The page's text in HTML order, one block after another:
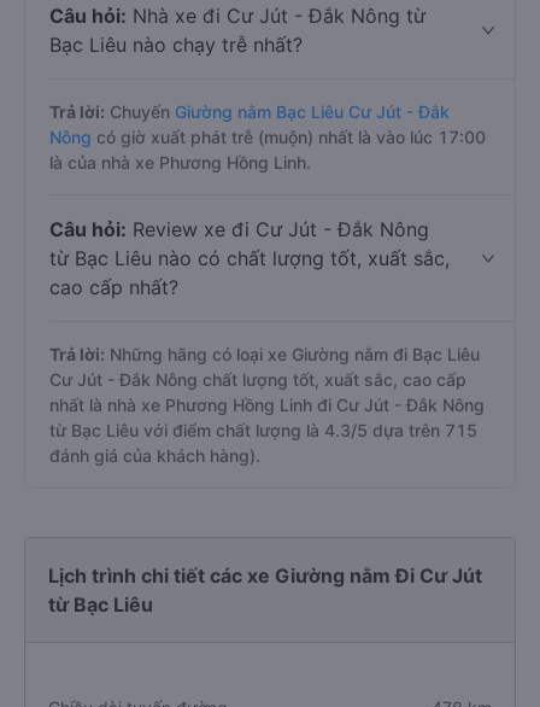
Câu hỏi: Nhà xe đi Cư Jút - Đắk Nông từ
Bạc Liêu nào chạy trễ nhất?
Trả lời: Chuyến Giường nằm Bạc Liêu Cư Jút - Đắk
Nông có giờ xuất phát trễ (muộn) nhất là vào lúc 17:00
là của nhà xe Phương Hồng Linh.
Câu hỏi: Review xe đi Cư Jút - Đắk Nông
từ Bạc Liêu nào có chất lượng tốt, xuất sắc,
cao cấp nhất?
Trả lời: Những hãng có loại xe Giường nằm đi Bạc Liêu
Cư Jút - Đắk Nông chất lượng tốt, xuất sắc, cao cấp
nhất là nhà xe Phương Hồng Linh đi Cư Jút - Đắk Nông
từ Bạc Liêu với điểm chất lượng là 4.3/5 dựa trên 715
đánh giá của khách hàng).
Lịch trình chi tiết các xe Giường nằm Đi Cư Jút
từ Bạc Liêu